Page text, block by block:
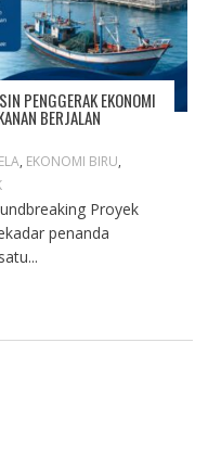
PENGGERAK EKONOMI
BERJALAN
, EKONOMI BIRU,
Proyek
penanda